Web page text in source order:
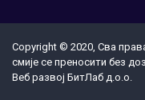
Copyright © 2020, Сва
смије се преносити без
Веб развој БитЛаб д.о.о.